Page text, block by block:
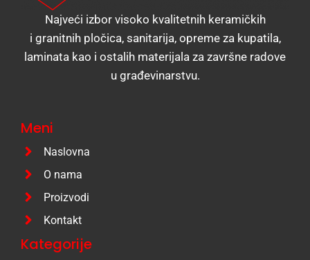
Najveći izbor visoko kvalitetnih keramičkih
i granitnih pločica, sanitarija, opreme za kupatila,
laminata kao i ostalih materijala za završne radove
u građevinarstvu.
Meni
Naslovna
O nama
Proizvodi
Kontakt
Kategorije